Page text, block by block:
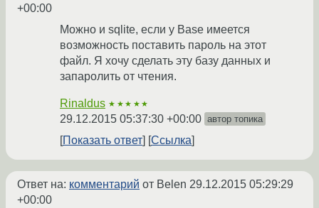
+00:00
Можно и sqlite, если у Base имеется
возможность поставить пароль на этот
файл. Я хочу сделать эту базу данных и
запаролить от чтения.
Rinaldus ★★★★★
29.12.2015 05:37:30 +00:00 автор топика
Показать ответ Ссылка
Ответ на: комментарий от Belen 29.12.2015 05:29:29
+00:00